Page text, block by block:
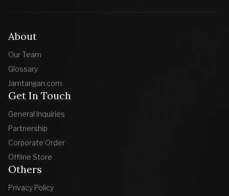
About
Our Team
Glossary
Jamtangan.com
Get In Touch
General Inquiries
Partnership
Corporate Order
Offline Store
Others
Privacy Policy